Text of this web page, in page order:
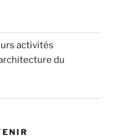
activités
du